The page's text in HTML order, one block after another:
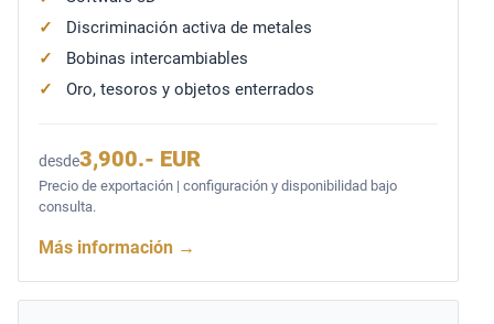
Discriminación activa de metales
Bobinas intercambiables
Oro, tesoros y objetos enterrados
desde3,900.- EUR
Precio de exportación | configuración y disponibilidad bajo
consulta.
Más información →